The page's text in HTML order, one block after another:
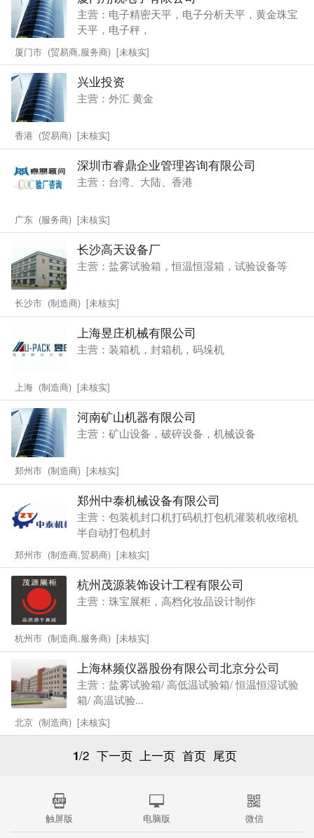
主营：电子精密天平，电子分析天平，黄金珠宝
天平，电子秤，
厦门市 (贸易商,服务商) [未核实]
兴业投资
主营：外汇 黄金
香港 (贸易商) [未核实]
深圳市睿鼎企业管理咨询有限公司
主营：台湾、大陆、香港
广东 (服务商) [未核实]
长沙高天设备厂
主营：盐雾试验箱，恒温恒湿箱，试验设备等
长沙市 (制造商) [未核实]
上海昱庄机械有限公司
主营：装箱机，封箱机，码垛机
上海 (制造商) [未核实]
河南矿山机器有限公司
主营：矿山设备，破碎设备，机械设备
郑州市 (制造商) [未核实]
郑州中泰机械设备有限公司
主营：包装机封口机打码机打包机灌装机收缩机
半自动打包机封
郑州市 (制造商,贸易商) [未核实]
杭州茂源装饰设计工程有限公司
主营：珠宝展柜，高档化妆品设计制作
杭州市 (制造商,服务商) [未核实]
上海林频仪器股份有限公司北京分公司
主营：盐雾试验箱/ 高低温试验箱/ 恒温恒湿试验
箱/ 高温试验...
北京 (制造商) [未核实]
1/2 下一页 上一页 首页 尾页
触屏版 电脑版 微信